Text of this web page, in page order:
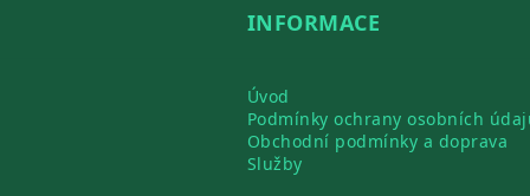
INFORMACE
Úvod
Podmínky ochrany osobních
Obchodní podmínky a doprava
Služby